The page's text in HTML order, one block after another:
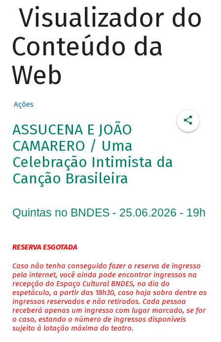
Visualizador do
Conteúdo da
Web
Ações
ASSUCENA E JOÃO
CAMARERO / Uma
Celebração Intimista da
Canção Brasileira
Quintas no BNDES - 25.06.2026 - 19h
RESERVA ESGOTADA
Caso não tenha conseguido fazer a reserva de ingresso
pela internet, você ainda pode encontrar ingressos na
recepção do Espaço Cultural BNDES, no dia do
espetáculo, a partir das 18h30, caso haja sobra dentre os
ingressos reservados e não retirados. Cada pessoa
receberá apenas um ingresso com lugar marcado, se for
o caso, estando o número de ingressos disponíveis
sujeito à lotação máxima do teatro.